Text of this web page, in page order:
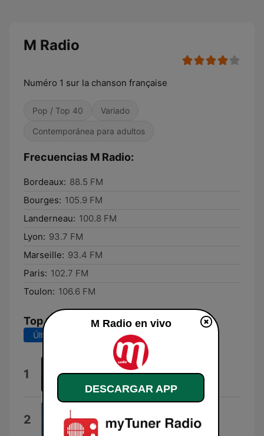
M Radio
Numéro 1 sur la chanson française
Pop / Top 40 Variado
Contemporánea para adultos
Frecuencias M Radio:
Bordeaux: 88.5 FM
Bourges: 105.9 FM
Landerneau: 100.8 FM
Lyon: 93.7 FM
Marseille: 93.4 FM
Paris: 102.7 FM
Toulon: 106.6 FM
Top Canciones
Últimos 7 días Últimos 30 días
1 M'envoler
2 Jazzorange
M Radio en vivo
DESCARGAR APP